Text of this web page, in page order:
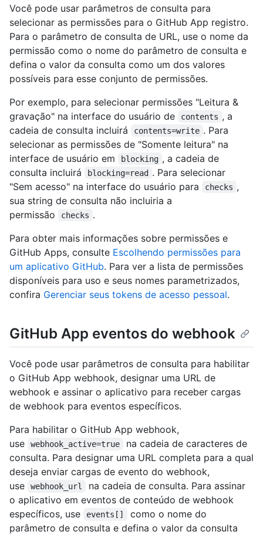
Você pode usar parâmetros de consulta para
selecionar as permissões para o GitHub App registro.
Para o parâmetro de consulta de URL, use o nome da
permissão como o nome do parâmetro de consulta e
defina o valor da consulta como um dos valores
possíveis para esse conjunto de permissões.
Por exemplo, para selecionar permissões "Leitura &
gravação" na interface do usuário de
contents , a
cadeia de consulta incluirá
contents=write . Para
selecionar as permissões de "Somente leitura" na
interface de usuário em
blocking , a cadeia de
consulta incluirá
blocking=read . Para selecionar
"Sem acesso" na interface do usuário para
checks ,
sua string de consulta não incluiria a
permissão
checks .
Para obter mais informações sobre permissões e
GitHub Apps, consulte Escolhendo permissões para
um aplicativo GitHub. Para ver a lista de permissões
disponíveis para uso e seus nomes parametrizados,
confira Gerenciar seus tokens de acesso pessoal.
GitHub App eventos do webhook
Você pode usar parâmetros de consulta para habilitar
o GitHub App webhook, designar uma URL de
webhook e assinar o aplicativo para receber cargas
de webhook para eventos específicos.
Para habilitar o GitHub App webhook,
use
webhook_active=true
na cadeia de caracteres de
consulta. Para designar uma URL completa para a qual
deseja enviar cargas de evento do webhook,
use
webhook_url
na cadeia de consulta. Para assinar
o aplicativo em eventos de conteúdo de webhook
específicos, use
events[]
como o nome do
parâmetro de consulta e defina o valor da consulta